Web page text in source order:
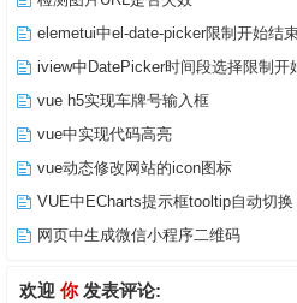
elemetui中el-date-picker限制开始结
iview中DatePicker时间段选择限制开
vue h5实现车牌号输入框
vue中实现代码高亮
vue动态修改网站的icon图标
VUE中ECharts提示框tooltip自动切换
网页中生成微信小程序二维码
欢迎 你发表评论: